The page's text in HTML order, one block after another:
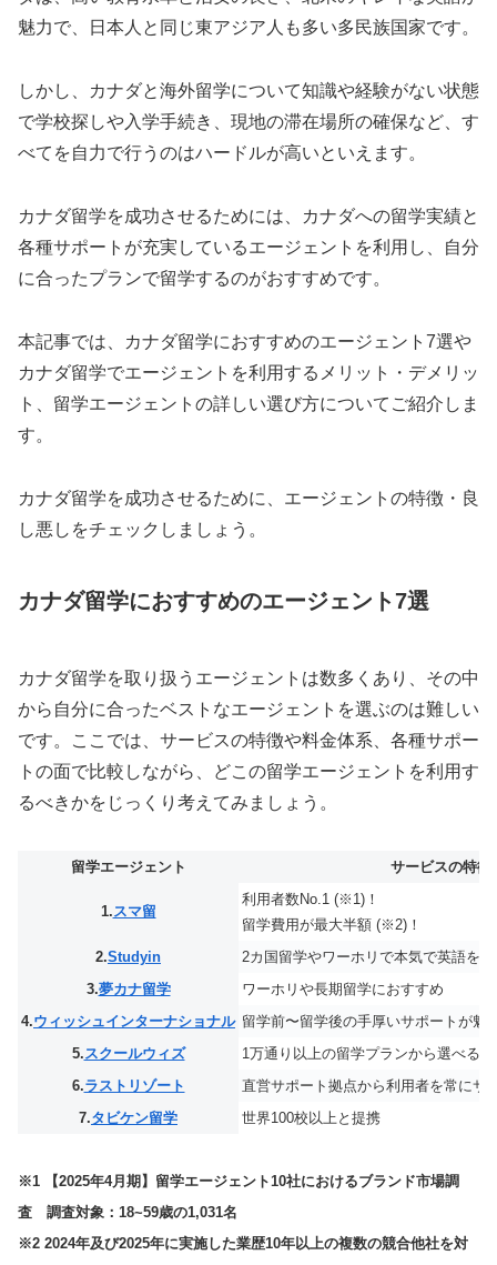
魅力で、日本人と同じ東アジア人も多い多民族国家です。
しかし、カナダと海外留学について知識や経験がない状態
で学校探しや入学手続き、現地の滞在場所の確保など、す
べてを自力で行うのはハードルが高いといえます。
カナダ留学を成功させるためには、カナダへの留学実績と
各種サポートが充実しているエージェントを利用し、自分
に合ったプランで留学するのがおすすめです。
本記事では、カナダ留学におすすめのエージェント7選や
カナダ留学でエージェントを利用するメリット・デメリッ
ト、留学エージェントの詳しい選び方についてご紹介しま
す。
カナダ留学を成功させるために、エージェントの特徴・良
し悪しをチェックしましょう。
カナダ留学におすすめのエージェント7選
カナダ留学を取り扱うエージェントは数多くあり、その中
から自分に合ったベストなエージェントを選ぶのは難しい
です。ここでは、サービスの特徴や料金体系、各種サポー
トの面で比較しながら、どこの留学エージェントを利用す
るべきかをじっくり考えてみましょう。
留学エージェント サービスの特徴
1. スマ留
利用者数No.1 (※1)！
留学費用が最大半額 (※2)！
2.Studyin
2カ国留学やワーホリで本気で英語を
3.夢カナ留学
ワーホリや長期留学におすすめ
4.ウィッシュインターナショナル 留学前〜留学後の手厚いサポートが魅
5. スクールウィズ
1万通り以上の留学プランから選べる
6.ラストリゾート
直営サポート拠点から利用者を常にサ
7.タビケン留学 世界100校以上と提携
※1 【2025年4月期】留学エージェント10社におけるブランド市場調
査 調査対象：18~59歳の1,031名
※2 2024年及び2025年に実施した業歴10年以上の複数の競合他社を対